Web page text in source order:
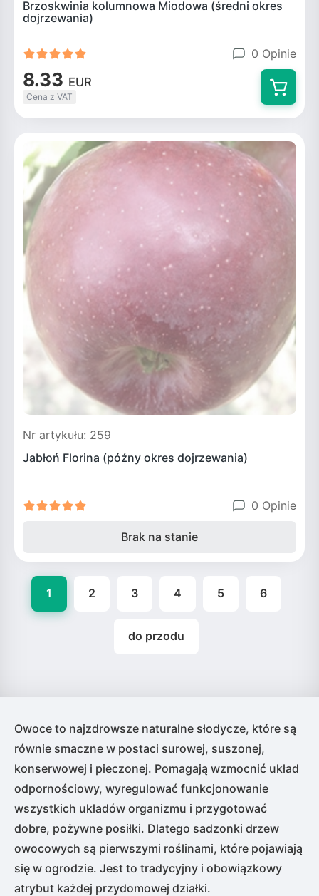
Brzoskwinia kolumnowa Miodowa (średni okres
dojrzewania)
0 Opinie
8.33 EUR
Cena z VAT
Nr artykułu: 259
Jabłoń Florina (późny okres dojrzewania)
0 Opinie
Brak na stanie
1 2 3 4 5 6
do przodu
Owoce to najzdrowsze naturalne słodycze, które są
równie smaczne w postaci surowej, suszonej,
konserwowej i pieczonej. Pomagają wzmocnić układ
odpornościowy, wyregulować funkcjonowanie
wszystkich układów organizmu i przygotować
dobre, pożywne posiłki. Dlatego sadzonki drzew
owocowych są pierwszymi roślinami, które pojawiają
się w ogrodzie. Jest to tradycyjny i obowiązkowy
atrybut każdej przydomowej działki.